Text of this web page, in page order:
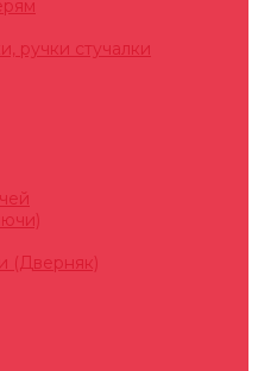
ручки стучалки
(Дверняк)